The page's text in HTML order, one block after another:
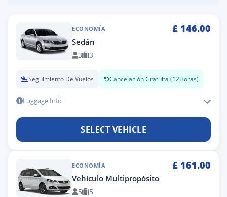
ECONOMÍA £ 146.00
Sedán
3 3
Seguimiento De Vuelos Cancelación Gratuita (12Horas)
Luggage Info
SELECT VEHICLE
ECONOMÍA £ 161.00
Vehículo Multipropósito
5 5